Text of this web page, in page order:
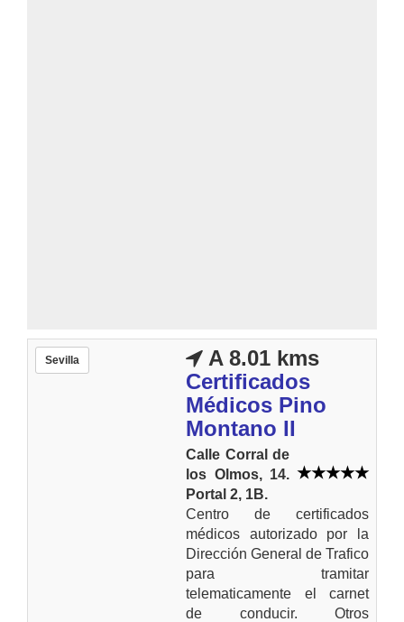
Sevilla
A 8.01 kms
Certificados
Médicos Pino
Montano II
Calle Corral de
los Olmos, 14.
Portal 2, 1B.
Centro de certificados
médicos autorizado por la
Dirección General de Trafico
para tramitar
telematicamente el carnet
de conducir. Otros